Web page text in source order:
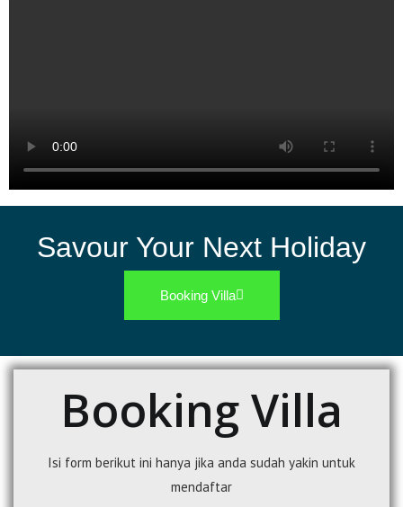
Savour Your Next Holiday
Booking Villa
Booking Villa
Isi form berikut ini hanya jika anda sudah yakin untuk
mendaftar